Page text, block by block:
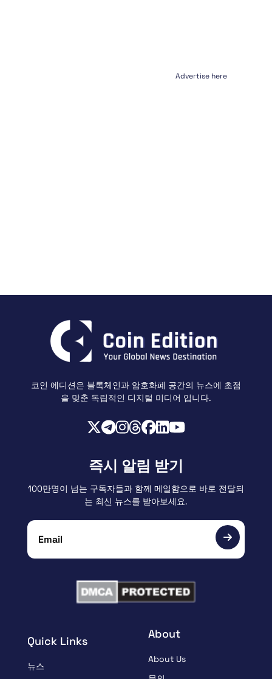
Advertise here
코인 에디션은 블록체인과 암호화폐 공간의 뉴스에 초점
을 맞춘 독립적인 디지털 미디어 입니다.
Quick Links
뉴스
About
About Us
즉시 알림 받기
100만명이 넘는 구독자들과 함께 메일함으로 바로 전달되
는 최신 뉴스를 받아보세요.